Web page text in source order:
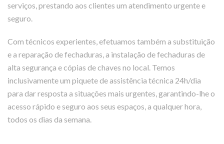
serviços, prestando aos clientes um atendimento urgente e
seguro.
Com técnicos experientes, efetuamos também a substituição
e a reparação de fechaduras, a instalação de fechaduras de
alta segurança e cópias de chaves no local. Temos
inclusivamente um piquete de assistência técnica 24h/dia
para dar resposta a situações mais urgentes, garantindo-lhe o
acesso rápido e seguro aos seus espaços, a qualquer hora,
todos os dias da semana.